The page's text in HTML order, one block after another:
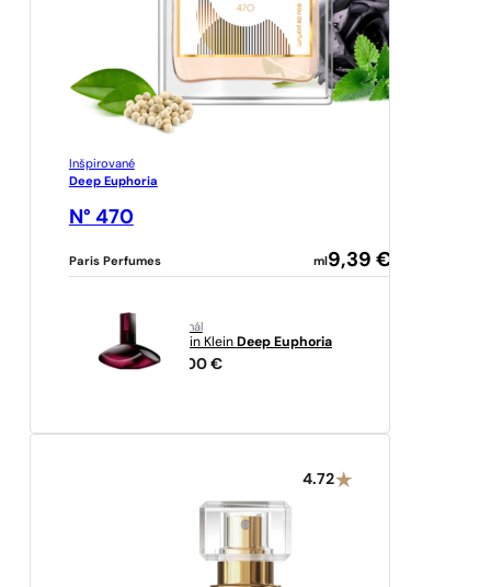
Inšpirované
Deep Euphoria
N° 470
Paris Perfumes ml 9,39 €
originál
Calvin Klein Deep Euphoria
82,00 €
4.72